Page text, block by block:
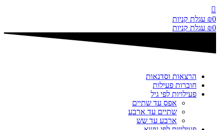
דלג
לתוכן
₪0
עגלת קניות
₪0 עגלת קניות
הרצאות וסדנאות
חוברות פעילות
פעילויות לפי גיל
אפס עד שתיים
שתיים עד ארבע
ארבע עד שש